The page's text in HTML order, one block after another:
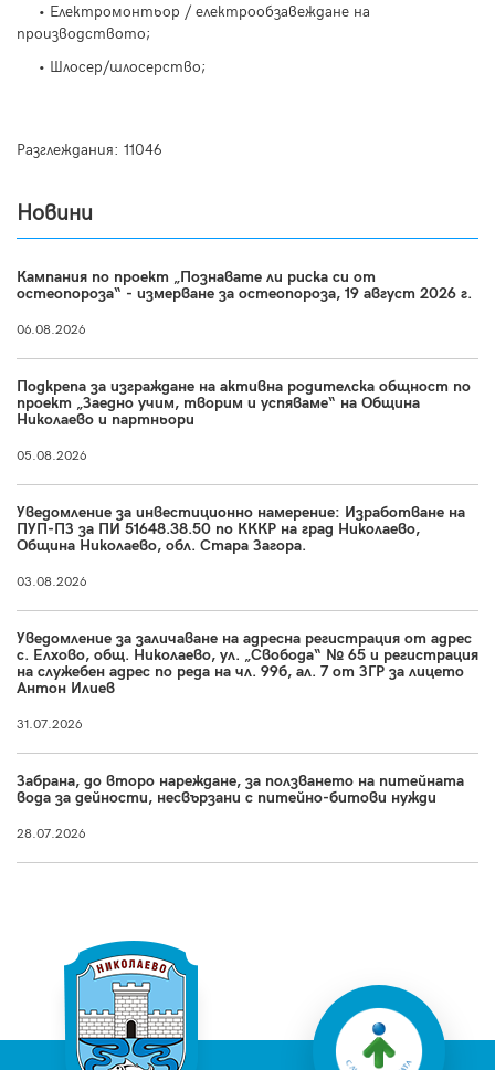
• Електромонтьор / електрообзавеждане на
производството;
• Шлосер/шлосерство;
Разглеждания: 11046
Новини
Кампания по проект „Познавате ли риска си от
остеопороза“ - измерване за остеопороза, 19 август 2026 г.
06.08.2026
Подкрепа за изграждане на активна родителска общност по
проект „Заедно учим, творим и успяваме“ на Община
Николаево и партньори
05.08.2026
Уведомление за инвестиционно намерение: Изработване на
ПУП-ПЗ за ПИ 51648.38.50 по КККР на град Николаево,
Община Николаево, обл. Стара Загора.
03.08.2026
Уведомление за заличаване на адресна регистрация от адрес
с. Елхово, общ. Николаево, ул. „Свобода“ № 65 и регистрация
на служебен адрес по реда на чл. 99б, ал. 7 от ЗГР за лицето
Антон Илиев
31.07.2026
Забрана, до второ нареждане, за ползването на питейната
вода за дейности, несвързани с питейно-битови нужди
28.07.2026